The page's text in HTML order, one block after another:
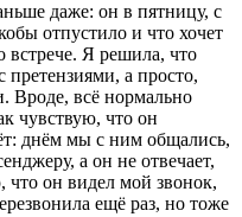
даже: он в пятницу, с
отпустило и что хочет
встрече. Я решила, что
претензиями, а просто,
Вроде, всё нормально
чувствую, что он
днём мы с ним общались,
а он не отвечает,
что он видел мой звонок,
ещё раз, но тоже